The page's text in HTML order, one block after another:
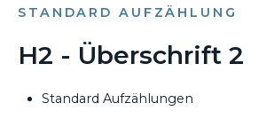
STANDARD AUFZÄHLUNG
H2 - Überschrift 2
Standard Aufzählungen